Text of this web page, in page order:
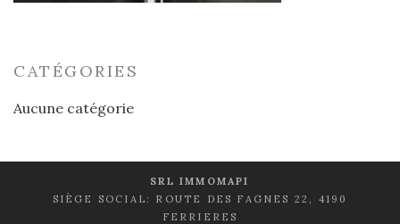
CATÉGORIES
Aucune catégorie
SRL IMMOMAPI
SIÈGE SOCIAL: ROUTE DES FAGNES 22, 4190
FERRIERES